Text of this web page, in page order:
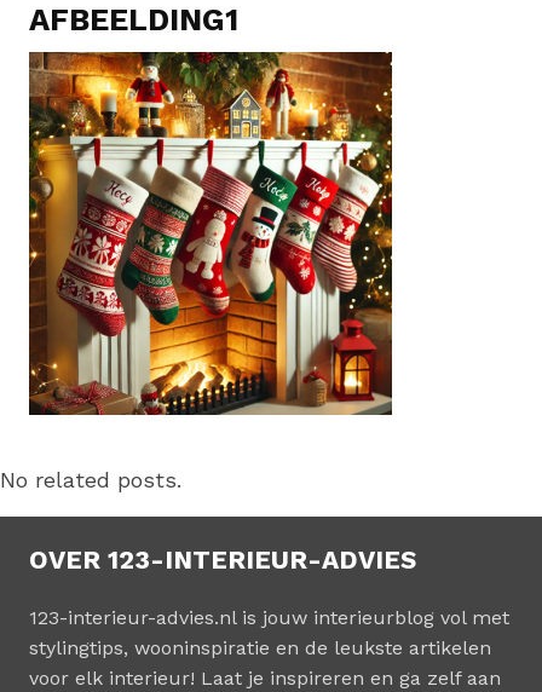
AFBEELDING1
No related posts.
OVER 123-INTERIEUR-ADVIES
123-interieur-advies.nl is jouw interieurblog vol met
stylingtips, wooninspiratie en de leukste artikelen
voor elk interieur! Laat je inspireren en ga zelf aan